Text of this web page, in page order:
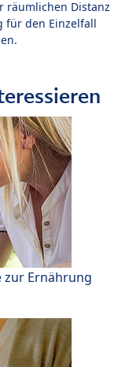
räumlichen Distanz
für den Einzelfall
Ernährung